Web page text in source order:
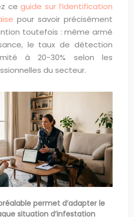
ceguide sur l’identification
pour savoir précisément
toutefois : même armé
le taux de détection
à 20-30% selon les
du secteur.
permet d’adapter le
situation d’infestation